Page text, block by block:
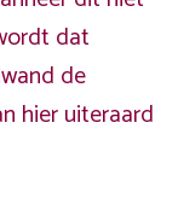
dat
de
hier uiteraard